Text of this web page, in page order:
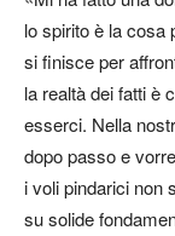
lo spirito è la cosa
si finisce per
la realtà dei fatti è
esserci. Nella
dopo passo e
i voli pindarici non
su solide